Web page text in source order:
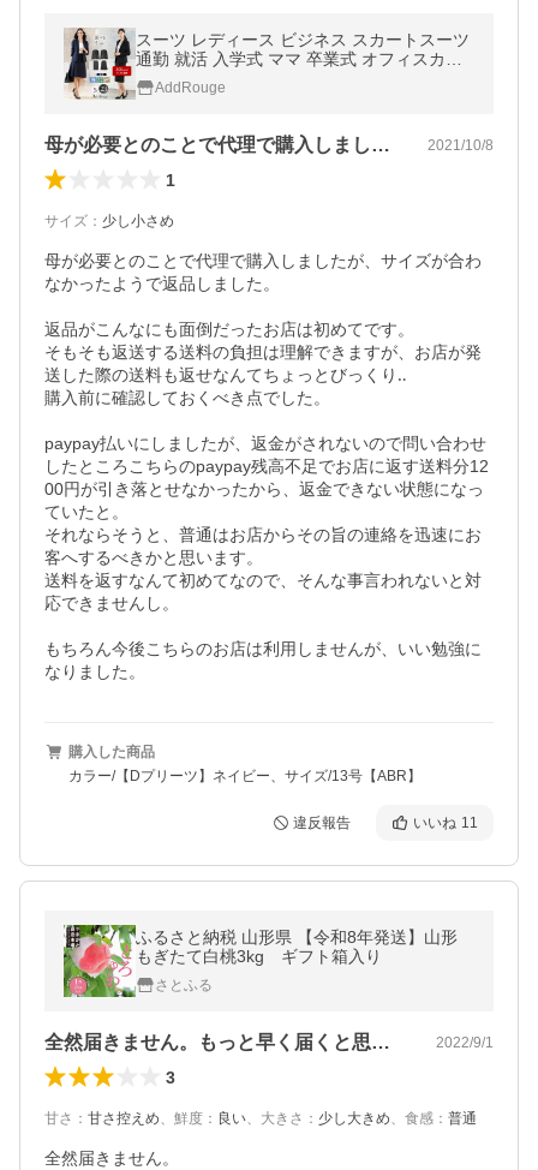
スーツ レディース ビジネス スカートスーツ
通勤 就活 入学式 ママ 卒業式 オフィスカジ
ュアル 大きいサイズ おしゃれ あすつく 試着
チケット対象
AddRouge
母が必要とのことで代理で購入しましたが… 2021/10/8
1
サイズ ： 少し小さめ
母が必要とのことで代理で購入しましたが、サイズが合わ
なかったようで返品しました。
返品がこんなにも面倒だったお店は初めてです。
そもそも返送する送料の負担は理解できますが、お店が発
送した際の送料も返せなんてちょっとびっくり‥
購入前に確認しておくべき点でした。
paypay払いにしましたが、返金がされないので問い合わせ
したところこちらのpaypay残高不足でお店に返す送料分12
00円が引き落とせなかったから、返金できない状態になっ
ていたと。
それならそうと、普通はお店からその旨の連絡を迅速にお
客へするべきかと思います。
送料を返すなんて初めてなので、そんな事言われないと対
応できませんし。
もちろん今後こちらのお店は利用しませんが、いい勉強に
なりました。
購入した商品
カラー/【Dプリーツ】ネイビー、サイズ/13号【ABR】
違反報告 いいね 11
ふるさと納税 山形県 【令和8年発送】山形
もぎたて白桃3kg ギフト箱入り
さとふる
全然届きません。もっと早く届くと思って… 2022/9/1
3
甘さ ： 甘さ控えめ、 鮮度 ： 良い、 大きさ ： 少し大きめ、 食感 ： 普通
全然届きません。